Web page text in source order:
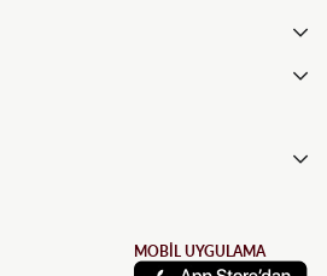
MOBİL UYGULAMA